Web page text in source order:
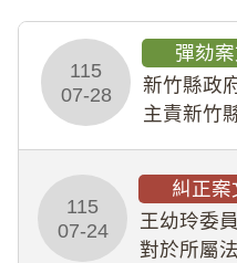
115
07-28
彈劾
新竹縣政
主責新竹
幣1,483萬
贈；復罔
於停工期間
115
07-24
糾正案
王幼玲委
對於所屬